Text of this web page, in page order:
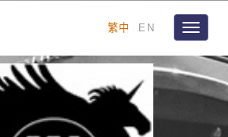
繁中 EN
Toggle